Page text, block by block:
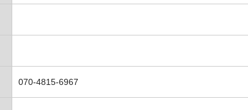
070-4815-6967